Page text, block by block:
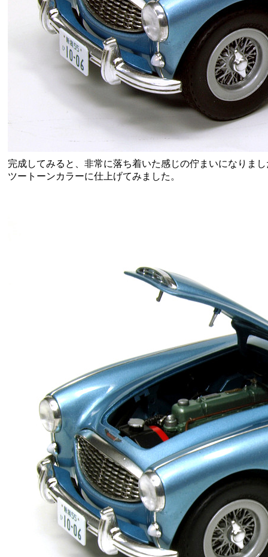
完成してみると、非常に落ち着いた感じの佇まいになりま
ツートーンカラーに仕上げてみました。